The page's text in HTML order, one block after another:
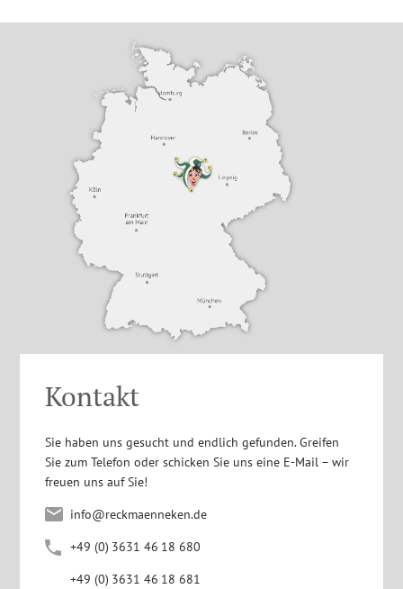
Kontakt
Sie haben uns gesucht und endlich gefunden. Greifen
Sie zum Telefon oder schicken Sie uns eine E-Mail – wir
freuen uns auf Sie!
info@reckmaenneken.de
+49 (0) 3631 46 18 680
+49 (0) 3631 46 18 681